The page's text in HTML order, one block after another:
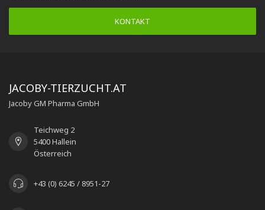
KONTAKT
JACOBY-TIERZUCHT.AT
Jacoby GM Pharma GmbH
Teichweg 2
5400 Hallein
Österreich
+43 (0) 6245 / 8951-27